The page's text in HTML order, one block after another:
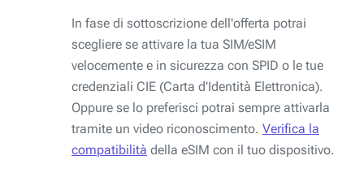
In fase di sottoscrizione dell'offerta potrai
scegliere se attivare la tua SIM/eSIM
velocemente e in sicurezza con SPID o le tue
credenziali CIE (Carta d'Identità Elettronica).
Oppure se lo preferisci potrai sempre attivarla
tramite un video riconoscimento. Verifica la
compatibilità della eSIM con il tuo dispositivo.